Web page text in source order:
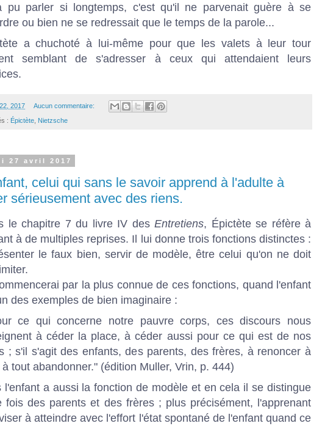
pu parler si longtemps, c'est qu'il ne parvenait guère à se
ou bien ne se redressait que le temps de la parole...
a chuchoté à lui-même pour que les valets à leur tour
semblant de s'adresser à ceux qui attendaient leurs
2017 Aucun commentaire:
: Épictète Nietzsche
27 avril 2017
celui qui sans le savoir apprend à l'adulte à
sérieusement avec des riens.
le chapitre 7 du livre IV des Entretiens, Épictète se réfère à
à de multiples reprises. Il lui donne trois fonctions distinctes :
le faux bien, servir de modèle, être celui qu'on ne doit
par la plus connue de ces fonctions, quand l'enfant
des exemples de bien imaginaire :
ce qui concerne notre pauvre corps, ces discours nous
à céder la place, à céder aussi pour ce qui est de nos
; s'il s'agit des enfants, des parents, des frères, à renoncer à
tout abandonner." (édition Muller, Vrin, p. 444)
l'enfant a aussi la fonction de modèle et en cela il se distingue
fois des parents et des frères ; plus précisément, l'apprenant
à atteindre avec l'effort l'état spontané de l'enfant quand ce